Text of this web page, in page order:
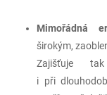
Mimořádná
širokým,
Zajišťuje
i při